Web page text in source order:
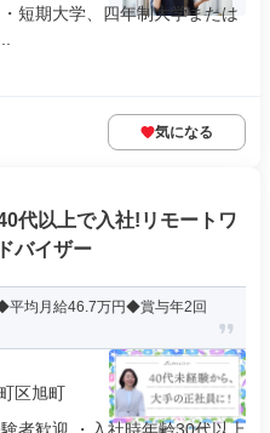
短期大学、四年制大学または
気になる
代以上で入社!リモートワ
バイザー
均月給46.7万円◆賞与年2回
区旭町